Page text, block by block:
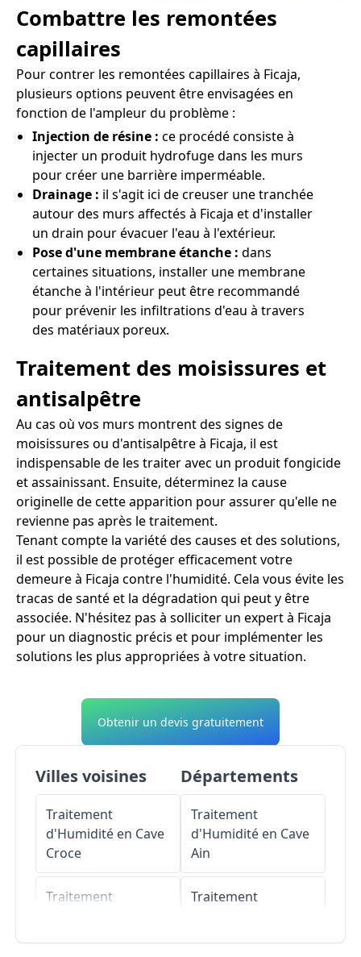
Combattre les remontées
capillaires
Pour contrer les remontées capillaires à Ficaja,
plusieurs options peuvent être envisagées en
fonction de l'ampleur du problème :
Injection de résine : ce procédé consiste à
injecter un produit hydrofuge dans les murs
pour créer une barrière imperméable.
Drainage : il s'agit ici de creuser une tranchée
autour des murs affectés à Ficaja et d'installer
un drain pour évacuer l'eau à l'extérieur.
Pose d'une membrane étanche : dans
certaines situations, installer une membrane
étanche à l'intérieur peut être recommandé
pour prévenir les infiltrations d'eau à travers
des matériaux poreux.
Traitement des moisissures et
antisalpêtre
Au cas où vos murs montrent des signes de
moisissures ou d'antisalpêtre à Ficaja, il est
indispensable de les traiter avec un produit fongicide
et assainissant. Ensuite, déterminez la cause
originelle de cette apparition pour assurer qu'elle ne
revienne pas après le traitement.
Tenant compte la variété des causes et des solutions,
il est possible de protéger efficacement votre
demeure à Ficaja contre l'humidité. Cela vous évite les
tracas de santé et la dégradation qui peut y être
associée. N'hésitez pas à solliciter un expert à Ficaja
pour un diagnostic précis et pour implémenter les
solutions les plus appropriées à votre situation.
Obtenir un devis gratuitement
Villes voisines
Traitement
d'Humidité en Cave
Croce
Traitement
Départements
Traitement
d'Humidité en Cave
Ain
Traitement